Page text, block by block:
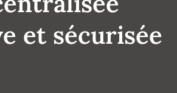
et sécurisée